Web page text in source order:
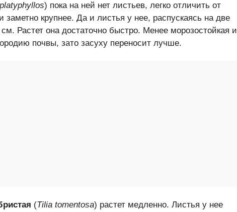
) пока на ней нет листьев, легко отличить от
заметно крупнее. Да и листья у нее, распускаясь на две
Растет она достаточно быстро. Менее морозостойкая и
почвы, зато засуху переносит лучше.
(Tilia tomentosa) растет медленно. Листья у нее